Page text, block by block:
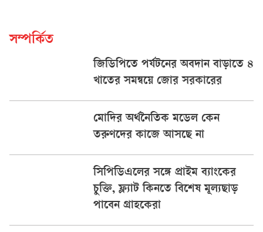
সম্পর্কিত
জিডিপিতে পর্যটনের অবদান বাড়াতে ৪
খাতের সমন্বয়ে জোর সরকারের
মোদির অর্থনৈতিক মডেল কেন
তরুণদের কাজে আসছে না
সিপিডিএলের সঙ্গে প্রাইম ব্যাংকের
চুক্তি, ফ্ল্যাট কিনতে বিশেষ মূল্যছাড়
পাবেন গ্রাহকেরা